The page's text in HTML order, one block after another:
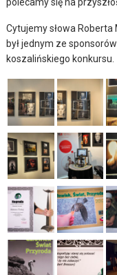
polecamy się na
Cytujemy słowa
był jednym ze
koszalińskiego konkursu.